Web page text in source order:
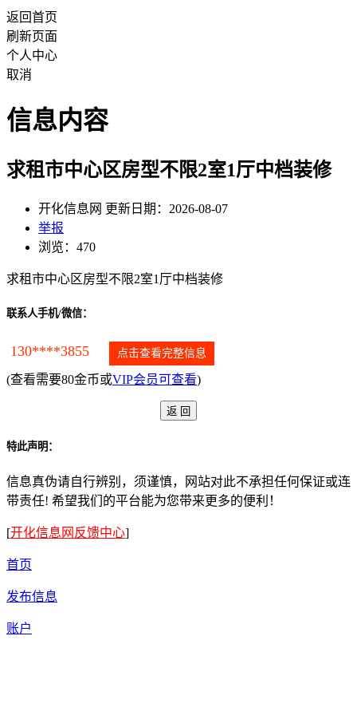
返回首页
刷新页面
个人中心
取消
信息内容
求租市中心区房型不限2室1厅中档装修
开化信息网 更新日期：2026-08-07
举报
浏览：470
求租市中心区房型不限2室1厅中档装修
联系人手机/微信：
130****3855 点击查看完整信息
(查看需要80金币或VIP会员可查看)
特此声明：
信息真伪请自行辨别，须谨慎，网站对此不承担任何保证或连
带责任! 希望我们的平台能为您带来更多的便利！
[开化信息网反馈中心]
首页
发布信息
账户